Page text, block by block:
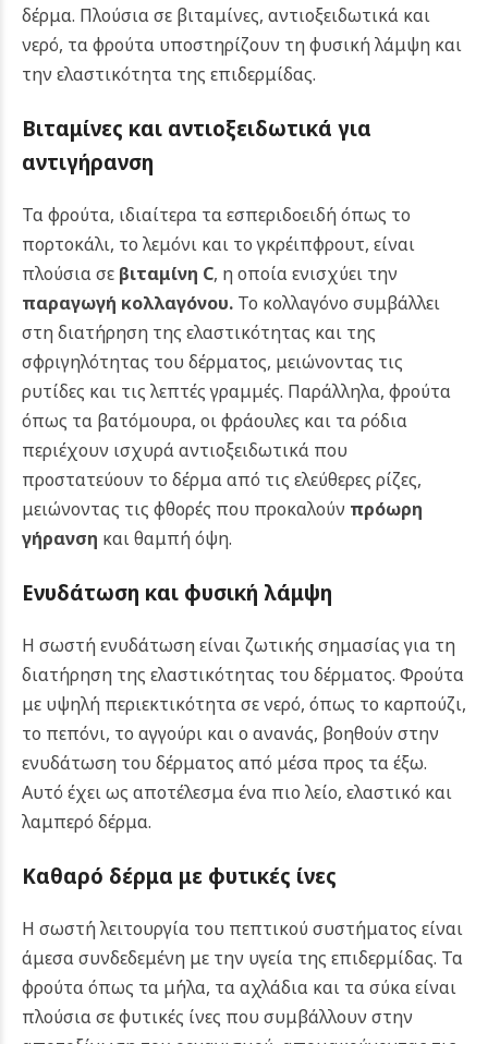
δέρμα. Πλούσια σε βιταμίνες, αντιοξειδωτικά και
νερό, τα φρούτα υποστηρίζουν τη φυσική λάμψη και
την ελαστικότητα της επιδερμίδας.
Βιταμίνες και αντιοξειδωτικά για
αντιγήρανση
Τα φρούτα, ιδιαίτερα τα εσπεριδοειδή όπως το
πορτοκάλι, το λεμόνι και το γκρέιπφρουτ, είναι
πλούσια σε βιταμίνη C, η οποία ενισχύει την
παραγωγή κολλαγόνου. Το κολλαγόνο συμβάλλει
στη διατήρηση της ελαστικότητας και της
σφριγηλότητας του δέρματος, μειώνοντας τις
ρυτίδες και τις λεπτές γραμμές. Παράλληλα, φρούτα
όπως τα βατόμουρα, οι φράουλες και τα ρόδια
περιέχουν ισχυρά αντιοξειδωτικά που
προστατεύουν το δέρμα από τις ελεύθερες ρίζες,
μειώνοντας τις φθορές που προκαλούν πρόωρη
γήρανση και θαμπή όψη.
Ενυδάτωση και φυσική λάμψη
Η σωστή ενυδάτωση είναι ζωτικής σημασίας για τη
διατήρηση της ελαστικότητας του δέρματος. Φρούτα
με υψηλή περιεκτικότητα σε νερό, όπως το καρπούζι,
το πεπόνι, το αγγούρι και ο ανανάς, βοηθούν στην
ενυδάτωση του δέρματος από μέσα προς τα έξω.
Αυτό έχει ως αποτέλεσμα ένα πιο λείο, ελαστικό και
λαμπερό δέρμα.
Καθαρό δέρμα με φυτικές ίνες
Η σωστή λειτουργία του πεπτικού συστήματος είναι
άμεσα συνδεδεμένη με την υγεία της επιδερμίδας. Τα
φρούτα όπως τα μήλα, τα αχλάδια και τα σύκα είναι
πλούσια σε φυτικές ίνες που συμβάλλουν στην